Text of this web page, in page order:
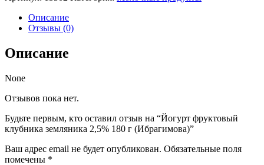
земляника
2,5%
180
(Ибрагимова)
Описание
Отзывы (0)
Описание
None
Отзывов пока нет.
Будьте первым, кто оставил отзыв на “Йогурт фруктовый
клубника земляника 2,5% 180 г (Ибрагимова)”
Ваш адрес email не будет опубликован. Обязательные поля
помечены *